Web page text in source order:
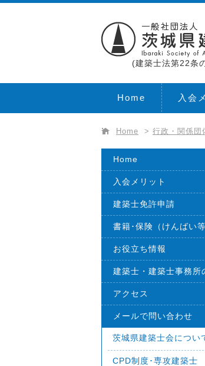
(建築士法第22条
Home 入会
Home > 行政・関係団
Home
入会メリット
建築士免許申請
書籍･保険（けんばい等
お役立ち情報
建築士・建築士事務所
アクセス
メールで問い合わせ
茨城県建築士会につい
CPD制度･専攻建築士